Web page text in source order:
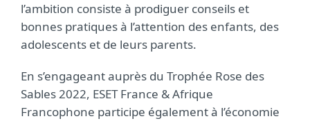
l’ambition consiste à prodiguer conseils et
bonnes pratiques à l’attention des enfants, des
adolescents et de leurs parents.
En s’engageant auprès du Trophée Rose des
Sables 2022, ESET France & Afrique
Francophone participe également à l’économie